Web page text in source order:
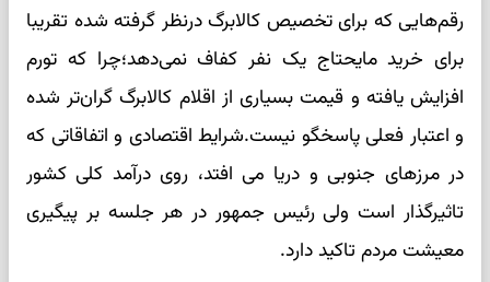
رقم‌هایی که برای تخصیص کالابرگ درنظر گرفته شده تقریبا
برای خرید مایحتاج یک نفر کفاف نمی‌دهد؛چرا که تورم
افزایش یافته و قیمت بسیاری از اقلام کالابرگ گران‌تر شده
و اعتبار فعلی پاسخگو نیست.شرایط اقتصادی و اتفاقاتی که
در مرزهای جنوبی و دریا می افتد، روی درآمد کلی کشور
تاثیرگذار است ولی رئیس جمهور در هر جلسه بر پیگیری
معیشت مردم تاکید دارد.